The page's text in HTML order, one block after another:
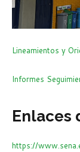
Lineamientos y
Informes
Enlaces
https://